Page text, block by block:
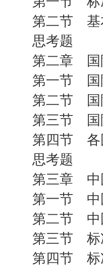
第二节 基
思考题
第二章 国
第一节 国
第二节 国
第三节 国
第四节 各
思考题
第三章 中
第一节 中
第二节 中
第三节 标
第四节 标